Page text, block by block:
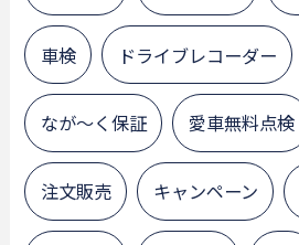
車検 ドライブレコーダー
なが～く保証 愛車無料点検
注文販売 キャンペーン